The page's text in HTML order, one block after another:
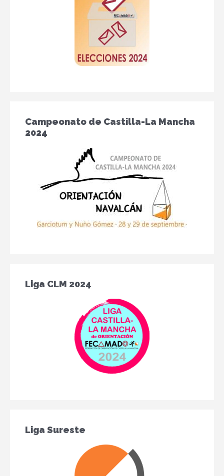
Campeonato de Castilla-La Mancha
2024
Liga CLM 2024
Liga Sureste